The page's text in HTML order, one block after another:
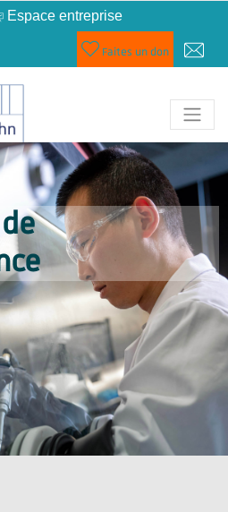
Espace entreprise
Faites un don